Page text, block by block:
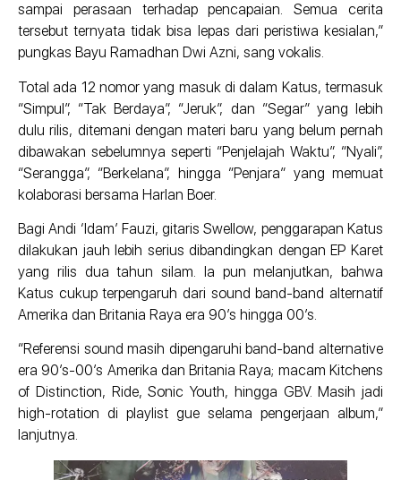
sampai perasaan terhadap pencapaian. Semua cerita
tersebut ternyata tidak bisa lepas dari peristiwa kesialan,”
pungkas Bayu Ramadhan Dwi Azni, sang vokalis.
Total ada 12 nomor yang masuk di dalam Katus, termasuk
“Simpul”, “Tak Berdaya”, “Jeruk”, dan “Segar” yang lebih
dulu rilis, ditemani dengan materi baru yang belum pernah
dibawakan sebelumnya seperti “Penjelajah Waktu”, “Nyali”,
“Serangga”, “Berkelana”, hingga “Penjara” yang memuat
kolaborasi bersama Harlan Boer.
Bagi Andi ‘Idam’ Fauzi, gitaris Swellow, penggarapan Katus
dilakukan jauh lebih serius dibandingkan dengan EP Karet
yang rilis dua tahun silam. Ia pun melanjutkan, bahwa
Katus cukup terpengaruh dari sound band-band alternatif
Amerika dan Britania Raya era 90’s hingga 00’s.
“Referensi sound masih dipengaruhi band-band alternative
era 90’s-00’s Amerika dan Britania Raya; macam Kitchens
of Distinction, Ride, Sonic Youth, hingga GBV. Masih jadi
high-rotation di playlist gue selama pengerjaan album,”
lanjutnya.